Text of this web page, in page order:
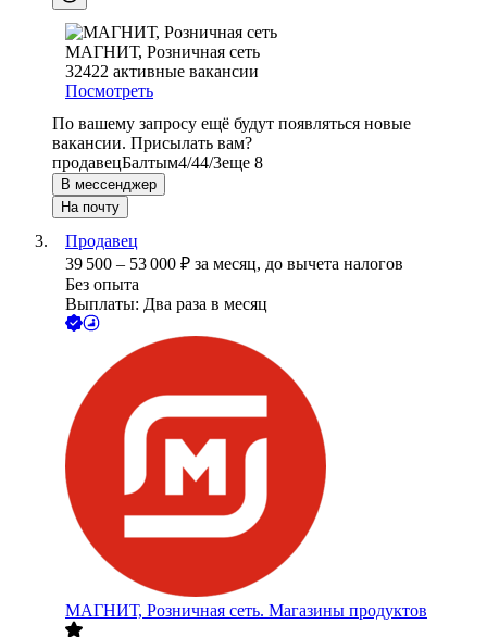
МАГНИТ, Розничная сеть
32422 активные вакансии
Посмотреть
По вашему запросу ещё будут появляться новые
вакансии. Присылать вам?
продавецБалтым4/44/3еще 8
В мессенджер
На почту
Продавец
39 500 – 53 000 ₽ за месяц, до вычета налогов
Без опыта
Выплаты: Два раза в месяц
МАГНИТ, Розничная сеть. Магазины продуктов